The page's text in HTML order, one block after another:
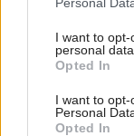
not limited to
grant or deny
use your data for
consent section.
I want to
personal data.
Opted In
I want to
Personal
Opted In